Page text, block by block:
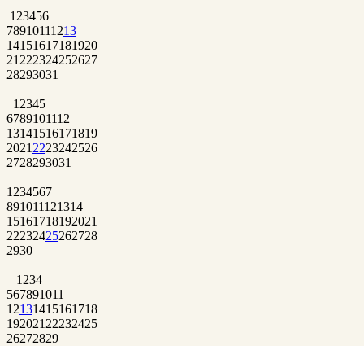
1 23456
78910111213
14151617181920
21 222324252627
28293031
1 2345
6789101112
13141516171819
2021 2223242526
2728293031
1 234567
891011121314
15161718192021
22232425262728
2930
1 234
567891011
12131415161718
192021 22232425
26272829